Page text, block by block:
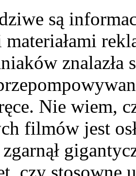
są
znalazła
Nie wiem,
filmów jest
czy stosowne